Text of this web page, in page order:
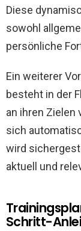
Diese
sowohl
persönliche
Ein weiterer
besteht in der
an ihren Zielen
sich
wird
aktuell und
Schritt-